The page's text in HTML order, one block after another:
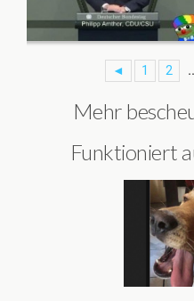
◄ 1 2
Mehr
Funktioniert